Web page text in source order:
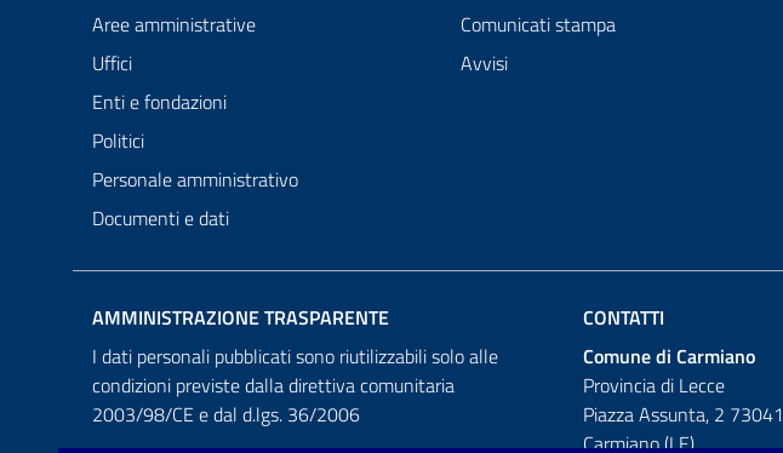
Aree amministrative
Uffici
Enti e fondazioni
Politici
Personale amministrativo
Documenti e dati
Comunicati stampa
Avvisi
AMMINISTRAZIONE TRASPARENTE
I dati personali pubblicati sono riutilizzabili solo alle
condizioni previste dalla direttiva comunitaria
2003/98/CE e dal d.lgs. 36/2006
CONTATTI
Comune di Carmiano
Provincia di Lecce
Piazza Assunta, 2 73041
Carmiano (LE)